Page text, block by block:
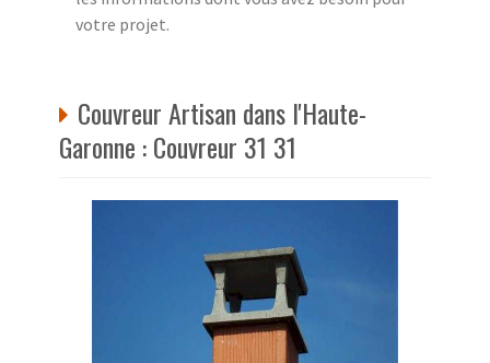
votre projet.
Couvreur Artisan dans l'Haute-
Garonne : Couvreur 31 31